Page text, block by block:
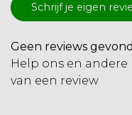
Schrijf je eigen
Geen reviews
Help ons en
van een review